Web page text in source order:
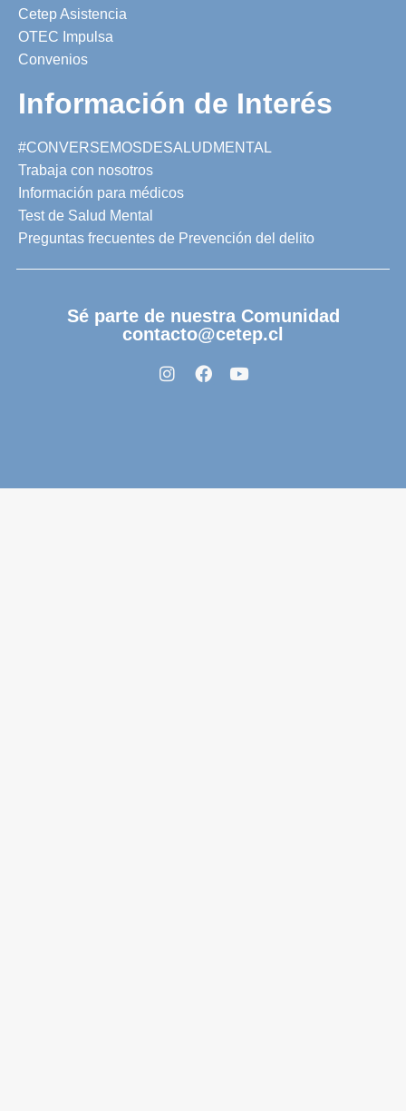
Cetep Asistencia
OTEC Impulsa
Convenios
Información de Interés
#CONVERSEMOSDESALUDMENTAL
Trabaja con nosotros
Información para médicos
Test de Salud Mental
Preguntas frecuentes de Prevención del delito
Sé parte de nuestra Comunidad
contacto@cetep.cl